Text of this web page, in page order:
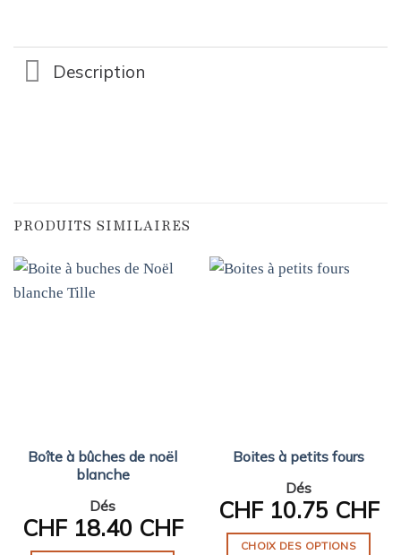
Description
PRODUITS SIMILAIRES
Boîte à bûches de noël
blanche
Dés
CHF18.40 CHF
Boites à petits fours
Dés
CHF10.75 CHF
CHOIX DES OPTIONS